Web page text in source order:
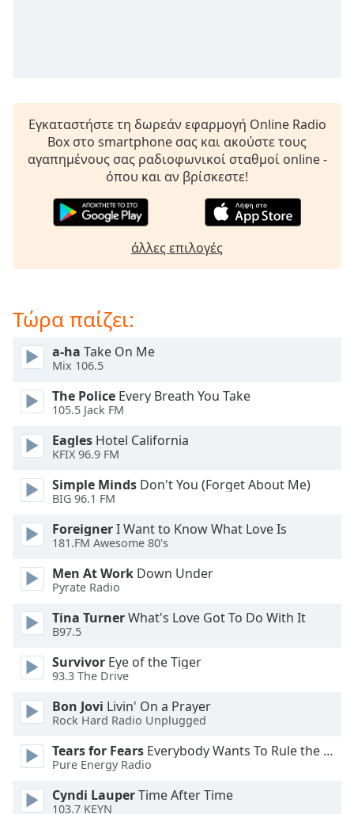
settings,
opens
subtitles
dialog
subtitles
Picture-
Picture
Fullscreen
This
modal
window.
Beginning
dialog
window.
cancel
and
close
window.
Text
Color
Opacity
Εγκαταστήστε τη δωρεάν εφαρμογή Online Radio
Box στο smartphone σας και ακούστε τους
αγαπημένους σας ραδιοφωνικοί σταθμοί online -
όπου και αν βρίσκεστε!
άλλες επιλογές
Τώρα παίζει:
a-ha Take On Me
Mix 106.5
The Police Every Breath You Take
105.5 Jack FM
Eagles Hotel California
KFIX 96.9 FM
Simple Minds Don't You (Forget About Me)
BIG 96.1 FM
ForeignerI Want to Know What Love Is
181.FM Awesome 80's
Men At Work Down Under
Pyrate Radio
Tina TurnerWhat's Love Got To Do With It
B97.5
Survivor Eye of the Tiger
93.3 The Drive
Bon Jovi Livin' On a Prayer
Rock Hard Radio Unplugged
Tears for Fears Everybody Wants To Rule the World
Pure Energy Radio
Cyndi LauperTime After Time
103.7 KEYN